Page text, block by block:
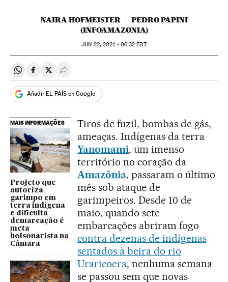
NAIRA HOFMEISTER
PEDRO PAPINI
(INFOAMAZONIA)
JUN 22, 2021 - 06:32 EDT
Compartir en Whatsapp
Compartir en Facebook
Compartir en Twitter
Desplegar Redes Sociales
Añadir EL PAÍS en Google
MAIS INFORMAÇÕES
Projeto que
autoriza
garimpo em
terra indígena
e dificulta
demarcação é
meta
bolsonarista na
Câmara
Tiros de fuzil, bombas de gás,
ameaças. Indígenas da terra
Yanomami, um imenso
território no coração da
Amazônia, passaram o último
mês sob ataque de
garimpeiros. Desde 10 de
maio, quando sete
embarcações abriram fogo
contra dezenas de indígenas
sentados à beira do rio
Uraricoera, nenhuma semana
se passou sem que novas